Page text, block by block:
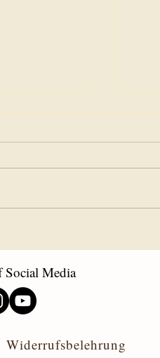
aus
15. März
Social Media
Widerrufsbelehrung